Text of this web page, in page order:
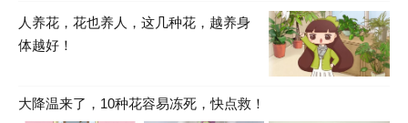
人养花，花也养人，这几种花，越养身
体越好！
大降温来了，10种花容易冻死，快点救！